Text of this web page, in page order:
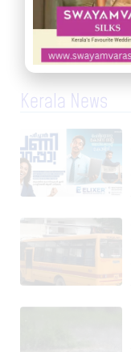
Kerala News